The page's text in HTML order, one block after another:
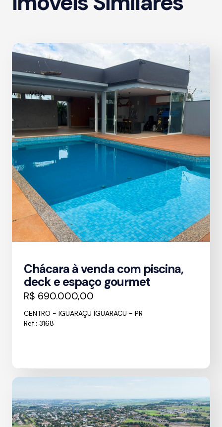
Chácara à venda com piscina,
deck e espaço gourmet
R$ 690.000,00
CENTRO - IGUARAÇU IGUARACU - PR
Ref.: 3168